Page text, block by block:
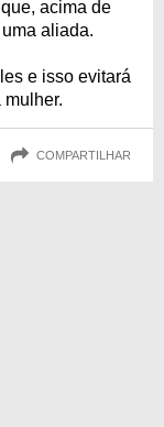
acima de
aliada.
e isso evitará
COMPARTILHAR